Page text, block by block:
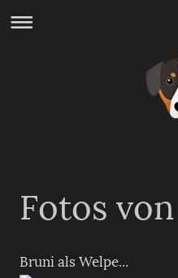
Fotos
Bruni als Welpe...